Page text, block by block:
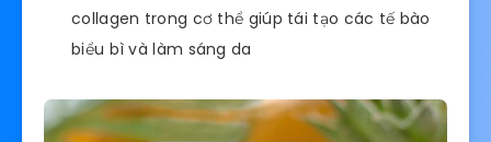
collagen trong cơ thể giúp tái tạo các tế bào
biểu bì và làm sáng da